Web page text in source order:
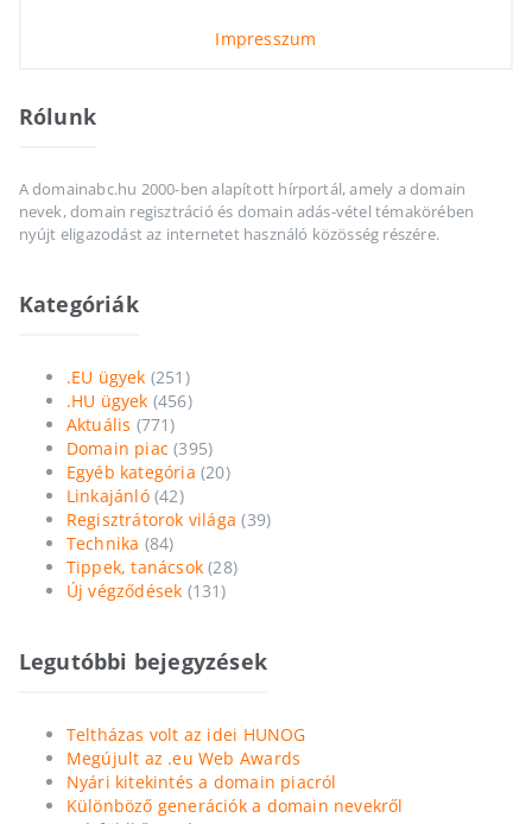
Impresszum
Rólunk
A domainabc.hu 2000-ben alapított hírportál, amely a domain
nevek, domain regisztráció és domain adás-vétel témakörében
nyújt eligazodást az internetet használó közösség részére.
Kategóriák
.EU ügyek (251)
.HU ügyek (456)
Aktuális (771)
Domain piac (395)
Egyéb kategória (20)
Linkajánló(42)
Regisztrátorok világa (39)
Technika (84)
Tippek, tanácsok (28)
Új végződések (131)
Legutóbbi bejegyzések
Teltházas volt az idei HUNOG
Megújult az .eu Web Awards
Nyári kitekintés a domain piacról
Különböző generációk a domain nevekről